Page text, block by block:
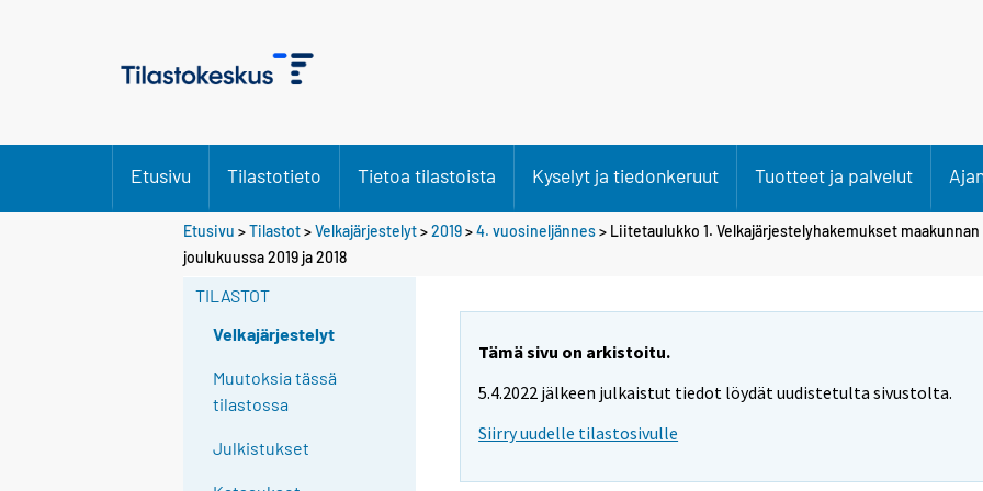
Etusivu Tilastotieto Tietoa tilastoista Kyselyt ja tiedonkeruut Tuotteet ja palvelut
Etusivu >Tilastot>Velkajärjestelyt>2019>4. vuosineljännes> Liitetaulukko 1. Velkajärjestelyhakemukset
joulukuussa 2019 ja 2018
TILASTOT
Velkajärjestelyt
Muutoksia tässä
tilastossa
Julkistukset
Tämä sivu on arkistoitu.
5.4.2022 jälkeen julkaistut tiedot löydät uudistetulta sivustolta.
Siirry uudelle tilastosivulle